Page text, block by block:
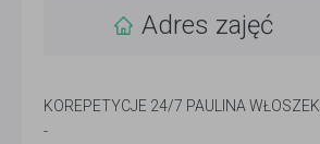
Adres zajęć
KOREPETYCJE 24/7 PAULINA WŁOSZEK
-